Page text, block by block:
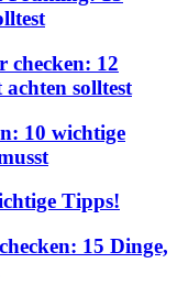
checken: 12
solltest
10 wichtige
Tipps!
15 Dinge,